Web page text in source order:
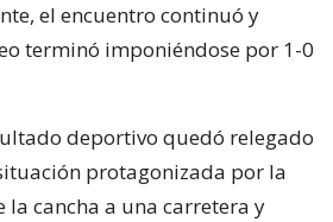
el encuentro continuó y
terminó imponiéndose por 1-0
deportivo quedó relegado
protagonizada por la
la cancha a una carretera y